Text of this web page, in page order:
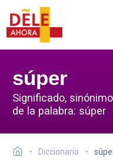
súper
Significado,
de la palabra: súper
Diccionario